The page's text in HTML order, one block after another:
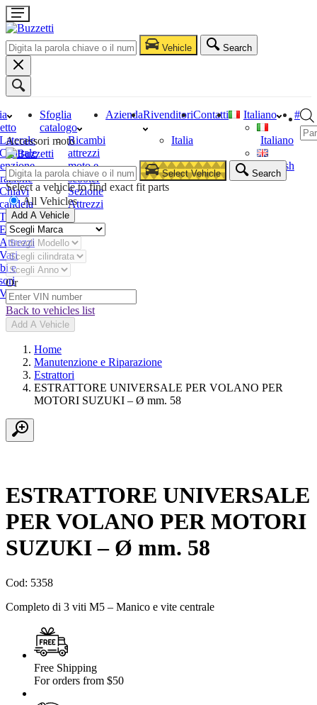
Vehicle Search
Laterale
Centrale
Chiavi
candela
Tester
Estrattori
Attrezzi
Vari
e
Vari
Sfoglia
catalogo
Ricambi
attrezzi
moto e
scooter
Sezione
Attrezzi
AziendaRivenditori
Italia
Contatti Italiano
Italiano
English
#
Accessori moto
Select Vehicle Search
Select a vehicle to find exact fit parts
All Vehicles
Add A Vehicle
Or
Back to vehicles list
Add A Vehicle
Home
Manutenzione e Riparazione
Estrattori
ESTRATTORE UNIVERSALE PER VOLANO PER
MOTORI SUZUKI – Ø mm. 58
ESTRATTORE UNIVERSALE
PER VOLANO PER MOTORI
SUZUKI – Ø mm. 58
Cod: 5358
Completo di 3 viti M5 – Manico e vite centrale
Free Shipping
For orders from $50